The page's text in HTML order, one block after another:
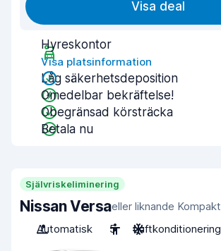
Visa deal
Hyreskontor
Visa platsinformation
Låg säkerhetsdeposition
Omedelbar bekräftelse!
Obegränsad körsträcka
Betala nu
Självriskeliminering
Nissan Versaeller liknande Kompakt
Automatisk
5 Luftkonditionering